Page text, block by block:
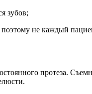
зубов;
не каждый
протеза.